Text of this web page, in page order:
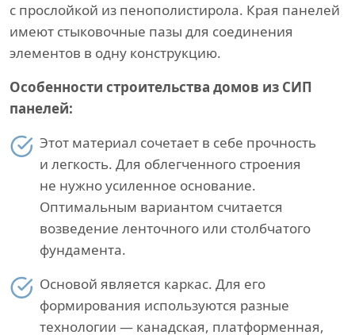
с прослойкой из пенополистирола. Края панелей
имеют стыковочные пазы для соединения
элементов в одну конструкцию.
Особенности строительства домов из СИП
панелей:
Этот материал сочетает в себе прочность
и легкость. Для облегченного строения
не нужно усиленное основание.
Оптимальным вариантом считается
возведение ленточного или столбчатого
фундамента.
Основой является каркас. Для его
формирования используются разные
технологии — канадская, платформенная,